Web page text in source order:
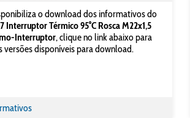
o download dos informativos do
Interruptor Térmico 95°C Rosca M22x1,5
Interruptor, clique no link abaixo para
versões disponíveis para download.